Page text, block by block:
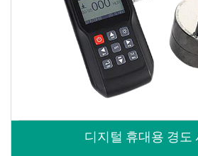
디지털 휴대용 경도